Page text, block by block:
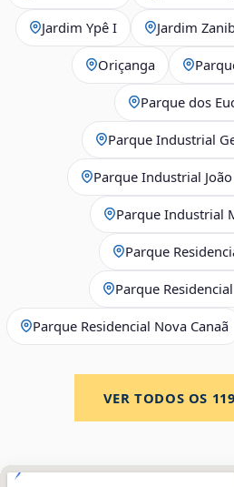
Jardim Ypê I Jardim
Oriçanga
Parque dos
Parque Industrial
Parque Industrial
Parque Industrial
Parque
Parque
Parque Residencial Nova Canaã
VER TODOS OS 119